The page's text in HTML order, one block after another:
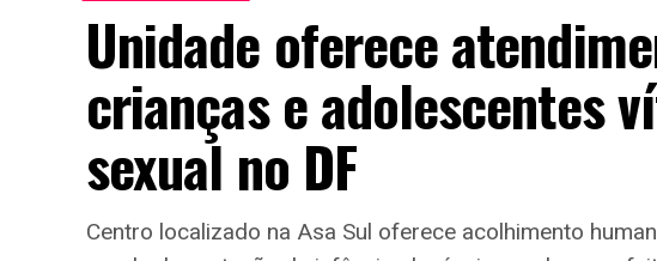
Unidade oferece
crianças e adolescentes
sexual no DF
Centro localizado na Asa Sul oferece acolhimento